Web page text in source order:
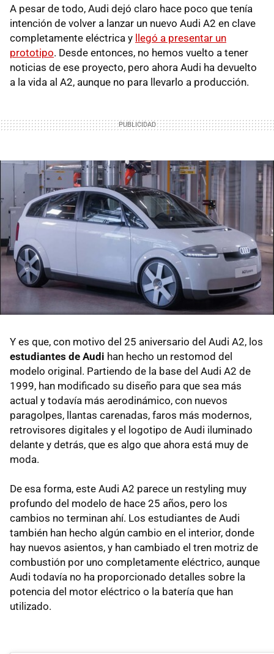
A pesar de todo, Audi dejó claro hace poco que tenía
intención de volver a lanzar un nuevo Audi A2 en clave
completamente eléctrica y llegó a presentar un
prototipo. Desde entonces, no hemos vuelto a tener
noticias de ese proyecto, pero ahora Audi ha devuelto
a la vida al A2, aunque no para llevarlo a producción.
Y es que, con motivo del 25 aniversario del Audi A2, los
estudiantes de Audi han hecho un restomod del
modelo original. Partiendo de la base del Audi A2 de
1999, han modificado su diseño para que sea más
actual y todavía más aerodinámico, con nuevos
paragolpes, llantas carenadas, faros más modernos,
retrovisores digitales y el logotipo de Audi iluminado
delante y detrás, que es algo que ahora está muy de
moda.
De esa forma, este Audi A2 parece un restyling muy
profundo del modelo de hace 25 años, pero los
cambios no terminan ahí. Los estudiantes de Audi
también han hecho algún cambio en el interior, donde
hay nuevos asientos, y han cambiado el tren motriz de
combustión por uno completamente eléctrico, aunque
Audi todavía no ha proporcionado detalles sobre la
potencia del motor eléctrico o la batería que han
utilizado.